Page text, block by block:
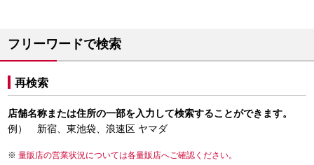
フリーワードで検索
再検索
店舗名称または住所の一部を入力して検索することができます。
例） 新宿、東池袋、浪速区 ヤマダ
量販店の営業状況については各量販店へご確認ください。